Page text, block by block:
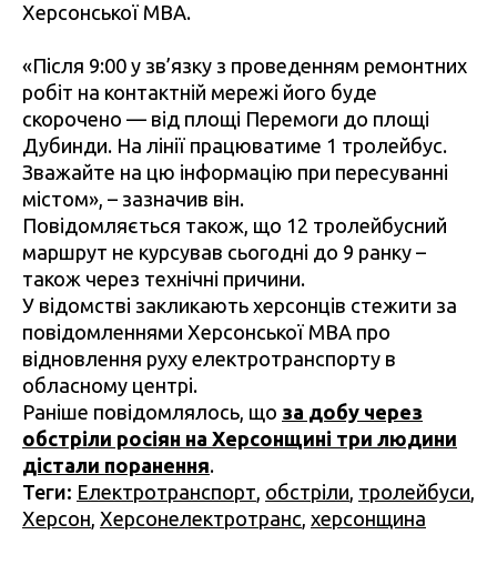
Херсонської МВА.
«Після 9:00 у зв’язку з проведенням ремонтних
робіт на контактній мережі його буде
скорочено — від площі Перемоги до площі
Дубинди. На лінії працюватиме 1 тролейбус.
Зважайте на цю інформацію при пересуванні
містом», – зазначив він.
Повідомляється також, що 12 тролейбусний
маршрут не курсував сьогодні до 9 ранку –
також через технічні причини.
У відомстві закликають херсонців стежити за
повідомленнями Херсонської МВА про
відновлення руху електротранспорту в
обласному центрі.
Раніше повідомлялось, що за добу через
обстріли росіян на Херсонщині три людини
дістали поранення.
Теги: Електротранспорт, обстріли, тролейбуси,
Херсон, Херсонелектротранс, херсонщина